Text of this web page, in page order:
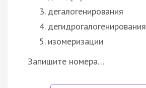
дегалогенирования
дегидрогалогенирования
изомеризации
Запишите номера…